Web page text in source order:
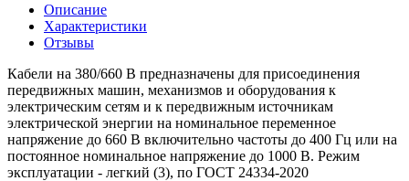
Описание
Характеристики
Отзывы
Кабели на 380/660 В предназначены для присоединения
передвижных машин, механизмов и оборудования к
электрическим сетям и к передвижным источникам
электрической энергии на номинальное переменное
напряжение до 660 В включительно частоты до 400 Гц или на
постоянное номинальное напряжение до 1000 В. Режим
эксплуатации - легкий (3), по ГОСТ 24334-2020